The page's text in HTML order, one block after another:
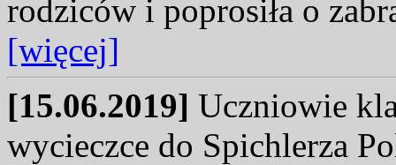
rodziców i poprosiła o
[więcej]
[15.06.2019] Uczniowie
wycieczce do Spichlerza